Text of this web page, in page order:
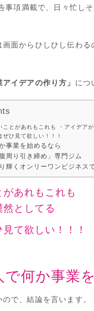
事項満載で、日々忙しそ
面からひしひし伝わる
アイデアの作り方」 につ
ことがあれもこれも ・アイデア
ぜひ見て欲しい！！！
事業を始めるなら
周り引き締め」専門ジム
輝くオンリーワンビジネス
があれもこれも
然としてる
て欲しい！！！
で何か事業
で、結論を言います。